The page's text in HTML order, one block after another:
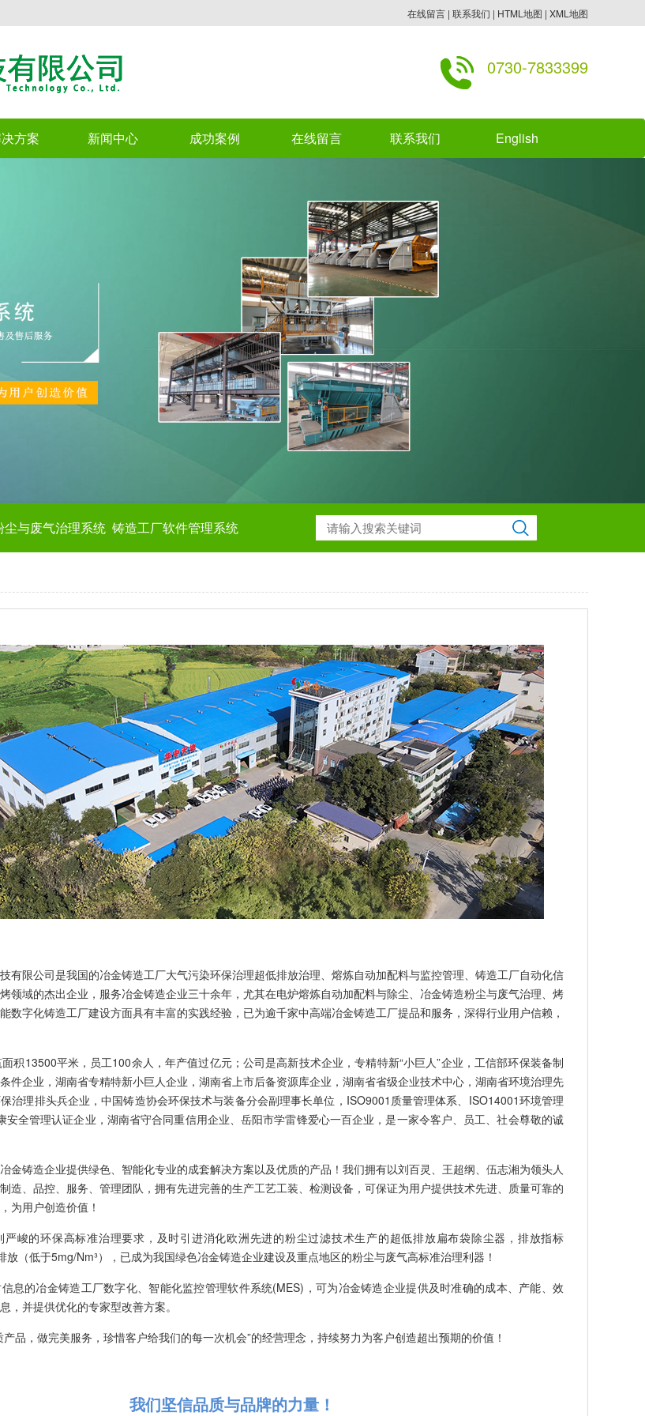
在线留言 | 联系我们 | HTML地图 | XML地图
0730-7833399
方案 新闻中心 成功案例 在线留言 联系我们 English
尘与废气治理系统 铸造工厂软件管理系统
有限公司是我国的冶金铸造工厂大气污染环保治理超低排放治理、熔炼自动加配料与监控管理、铸造工厂自动化信
领域的杰出企业，服务冶金铸造企业三十余年，尤其在电炉熔炼自动加配料与除尘、冶金铸造粉尘与废气治理、烤
数字化铸造工厂建设方面具有丰富的实践经验，已为逾千家中高端冶金铸造工厂提品和服务，深得行业用户信赖，
积13500平米，员工100余人，年产值过亿元；公司是高新技术企业，专精特新“小巨人”企业，工信部环保装备制
件企业，湖南省专精特新小巨人企业，湖南省上市后备资源库企业，湖南省省级企业技术中心，湖南省环境治理先
治理排头兵企业，中国铸造协会环保技术与装备分会副理事长单位，ISO9001质量管理体系、ISO14001环境管理
安全管理认证企业，湖南省守合同重信用企业、岳阳市学雷锋爱心一百企业，是一家令客户、员工、社会尊敬的诚
金铸造企业提供绿色、智能化专业的成套解决方案以及优质的产品！我们拥有以刘百灵、王超纲、伍志湘为领头人
造、品控、服务、管理团队，拥有先进完善的生产工艺工装、检测设备，可保证为用户提供技术先进、质量可靠的
为用户创造价值！
严峻的环保高标准治理要求，及时引进消化欧洲先进的粉尘过滤技术生产的超低排放扁布袋除尘器，排放指标
放（低于5mg/Nm³），已成为我国绿色冶金铸造企业建设及重点地区的粉尘与废气高标准治理利器！
息的冶金铸造工厂数字化、智能化监控管理软件系统(MES)，可为冶金铸造企业提供及时准确的成本、产能、效
，并提供优化的专家型改善方案。
品，做完美服务，珍惜客户给我们的每一次机会”的经营理念，持续努力为客户创造超出预期的价值！
我们坚信品质与品牌的力量！